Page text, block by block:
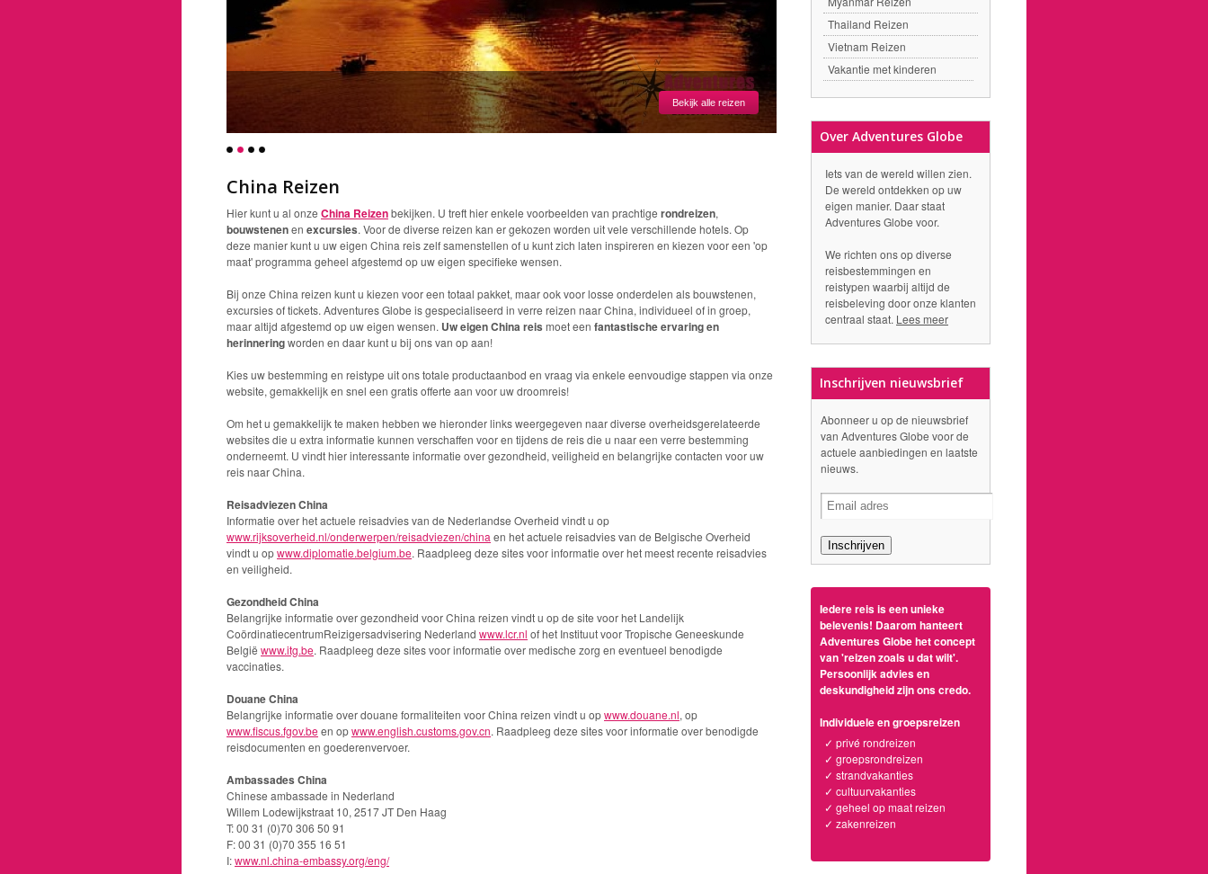
Bekijk alle reizen
China Reizen
Hier kunt u al onze China Reizenbekijken. U treft hier enkele voorbeelden van prachtige rondreizen,
bouwstenenen excursies. Voor de diverse reizen kan er gekozen worden uit vele verschillende hotels. Op
deze manier kunt u uw eigen China reis zelf samenstellen of u kunt zich laten inspireren en kiezen voor een 'op
maat' programma geheel afgestemd op uw eigen specifieke wensen.
Bij onze China reizen kunt u kiezen voor een totaal pakket, maar ook voor losse onderdelen als bouwstenen,
excursies of tickets. Adventures Globe is gespecialiseerd in verre reizen naar China, individueel of in groep,
maar altijd afgestemd op uw eigen wensen. Uw eigenChina reis moet een fantastische ervaring en
herinneringworden en daar kunt u bij ons van op aan!
Kies uw bestemming en reistype uit ons totale productaanbod en vraag via enkele eenvoudige stappen via onze
website, gemakkelijk en snel een gratis offerte aan voor uw droomreis!
Om het u gemakkelijk te maken hebben we hieronder links weergegeven naar diverse overheidsgerelateerde
websites die u extra informatie kunnen verschaffen voor en tijdens de reis die u naar een verre bestemming
onderneemt. U vindt hier interessante informatie over gezondheid, veiligheid en belangrijke contacten voor uw
reis naar China.
Reisadviezen China
Informatie over het actuele reisadvies van de Nederlandse Overheid vindt u op
www.rijksoverheid.nl/onderwerpen/reisadviezen/china en het actuele reisadvies van de Belgische Overheid
vindt u opwww.diplomatie.belgium.be. Raadpleeg deze sites voor informatie over het meest recente reisadvies
en veiligheid.
Gezondheid China
Belangrijke informatie over gezondheid voor China reizen vindt u op de site voor het Landelijk
CoördinatiecentrumReizigersadvisering Nederland www.lcr.nl of het Instituut voor Tropische Geneeskunde
België www.itg.be. Raadpleeg deze sites voor informatie over medische zorg en eventueel benodigde
vaccinaties.
Douane China
Belangrijke informatie over douane formaliteiten voor China reizen vindt u opwww.douane.nl, op
www.fiscus.fgov.be en opwww.english.customs.gov.cn. Raadpleeg deze sites voor informatie over benodigde
reisdocumenten en goederenvervoer.
Ambassades China
Chinese ambassade in Nederland
Willem Lodewijkstraat 10, 2517 JT Den Haag
T: 00 31 (0)70 306 50 91
F: 00 31 (0)70 355 16 51
I:www.nl.china-embassy.org/eng/
Thailand Reizen
Vietnam Reizen
Vakantie met kinderen
Over Adventures Globe
Iets van de wereld willen zien.
De wereld ontdekken op uw
eigen manier. Daar staat
Adventures Globe voor.
We richten ons op diverse
reisbestemmingen en
reistypen waarbij altijd de
reisbeleving door onze klanten
centraal staat. Lees meer
Inschrijven nieuwsbrief
Abonneer u op de nieuwsbrief
van Adventures Globe voor de
actuele aanbiedingen en laatste
nieuws.
Iedere reis is een unieke
belevenis! Daarom hanteert
Adventures Globe het concept
van 'reizen zoals u dat wilt'.
Persoonlijk advies en
deskundigheid zijn ons credo.
Individuele en groepsreizen
✓ privé rondreizen
✓ groepsrondreizen
✓ strandvakanties
✓ cultuurvakanties
✓ geheel op maat reizen
✓ zakenreizen